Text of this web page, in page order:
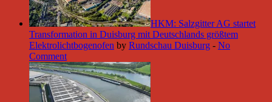
HKM: Salzgitter AG startet
Transformation in Duisburg mit Deutschlands größtem
Elektrolichtbogenofen by Rundschau Duisburg - No
Comment